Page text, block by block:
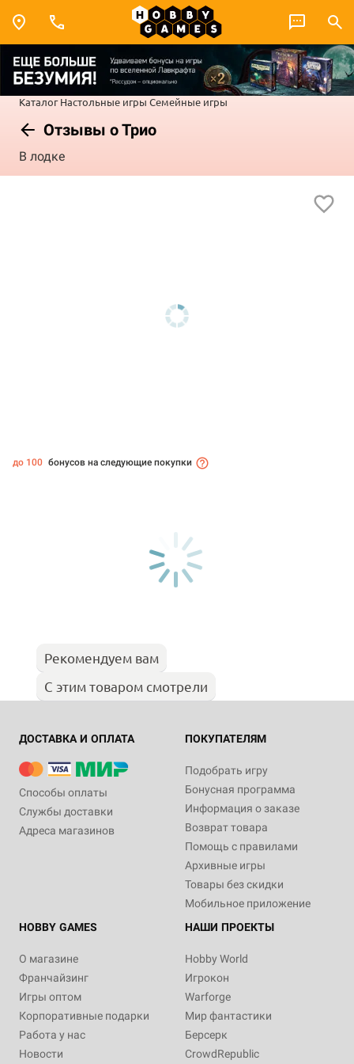
Каталог Настольные игры Семейные игры
Отзывы о Трио
В лодке
до 100 бонусов на следующие покупки
Рекомендуем вам
С этим товаром смотрели
ДОСТАВКА И ОПЛАТА
Способы оплаты
Службы доставки
Адреса магазинов
ПОКУПАТЕЛЯМ
Подобрать игру
Бонусная программа
Информация о заказе
Возврат товара
Помощь с правилами
Архивные игры
Товары без скидки
Мобильное приложение
HOBBY GAMES
О магазине
Франчайзинг
Игры оптом
Корпоративные подарки
Работа у нас
Новости
НАШИ ПРОЕКТЫ
Hobby World
Игрокон
Warforge
Мир фантастики
Берсерк
CrowdRepublic